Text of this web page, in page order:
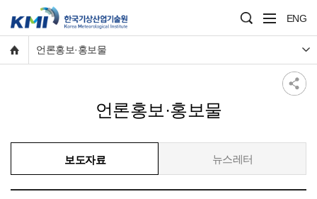
ENG
언론홍보·홍보물
언론홍보·홍보물
보도자료 뉴스레터